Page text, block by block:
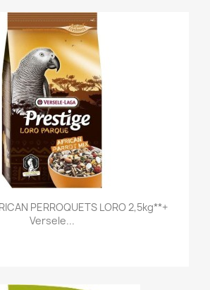
PERROQUETS LORO 2,5kg**+
Versele...